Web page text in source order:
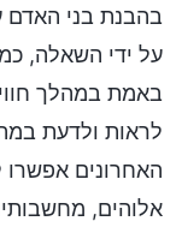
בהבנת בני האדם
על ידי השאלה,
באמת במהלך
לראות ולדעת
האחרונים אפשרו
אלוהים,